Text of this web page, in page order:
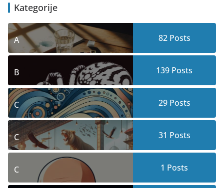
Kategorije
A 82Posts
B 139 Posts
C 29Posts
C 31 Posts
C 1 Posts